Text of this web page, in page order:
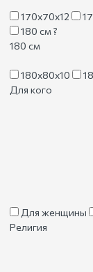
170х70х12
180 см?
180 см
180х80х10
Для кого
Для женщины
Религия